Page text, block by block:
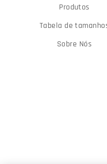
Produtos
Tabela de
Sobre Nós